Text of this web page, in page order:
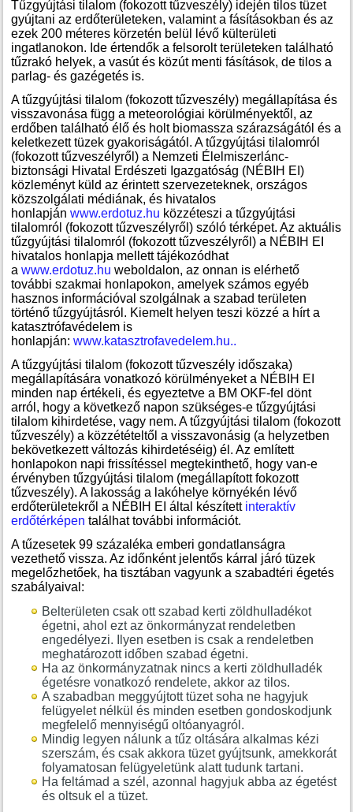
Tűzgyújtási tilalom (fokozott tűzveszély) idején tilos tüzet
gyújtani az erdőterületeken, valamint a fásításokban és az
ezek 200 méteres körzetén belül lévő külterületi
ingatlanokon. Ide értendők a felsorolt területeken található
tűzrakó helyek, a vasút és közút menti fásítások, de tilos a
parlag- és gazégetés is.
A tűzgyújtási tilalom (fokozott tűzveszély) megállapítása és
visszavonása függ a meteorológiai körülményektől, az
erdőben található élő és holt biomassza szárazságától és a
keletkezett tüzek gyakoriságától. A tűzgyújtási tilalomról
(fokozott tűzveszélyről) a Nemzeti Élelmiszerlánc-
biztonsági Hivatal Erdészeti Igazgatóság (NÉBIH EI)
közleményt küld az érintett szervezeteknek, országos
közszolgálati médiának, és hivatalos
honlapjánwww.erdotuz.hu közzéteszi a tűzgyújtási
tilalomról (fokozott tűzveszélyről) szóló térképet. Az aktuális
tűzgyújtási tilalomról (fokozott tűzveszélyről) a NÉBIH EI
hivatalos honlapja mellett tájékozódhat
awww.erdotuz.huweboldalon, az onnan is elérhető
további szakmai honlapokon, amelyek számos egyéb
hasznos információval szolgálnak a szabad területen
történő tűzgyújtásról. Kiemelt helyen teszi közzé a hírt a
katasztrófavédelem is
honlapján:www.katasztrofavedelem.hu..
A tűzgyújtási tilalom (fokozott tűzveszély időszaka)
megállapítására vonatkozó körülményeket a NÉBIH EI
minden nap értékeli, és egyeztetve a BM OKF-fel dönt
arról, hogy a következő napon szükséges-e tűzgyújtási
tilalom kihirdetése, vagy nem. A tűzgyújtási tilalom (fokozott
tűzveszély) a közzétételtől a visszavonásig (a helyzetben
bekövetkezett változás kihirdetéséig) él. Az említett
honlapokon napi frissítéssel megtekinthető, hogy van-e
érvényben tűzgyújtási tilalom (megállapított fokozott
tűzveszély). A lakosság a lakóhelye környékén lévő
erdőterületekről a NÉBIH EI által készített interaktív
erdőtérképen találhat további információt.
A tűzesetek 99 százaléka emberi gondatlanságra
vezethető vissza. Az időnként jelentős kárral járó tüzek
megelőzhetőek, ha tisztában vagyunk a szabadtéri égetés
szabályaival:
Belterületen csak ott szabad kerti zöldhulladékot
égetni, ahol ezt az önkormányzat rendeletben
engedélyezi. Ilyen esetben is csak a rendeletben
meghatározott időben szabad égetni.
Ha az önkormányzatnak nincs a kerti zöldhulladék
égetésre vonatkozó rendelete, akkor az tilos.
A szabadban meggyújtott tüzet soha ne hagyjuk
felügyelet nélkül és minden esetben gondoskodjunk
megfelelő mennyiségű oltóanyagról.
Mindig legyen nálunk a tűz oltására alkalmas kézi
szerszám, és csak akkora tüzet gyújtsunk, amekkorát
folyamatosan felügyeletünk alatt tudunk tartani.
Ha feltámad a szél, azonnal hagyjuk abba az égetést
és oltsuk el a tüzet.